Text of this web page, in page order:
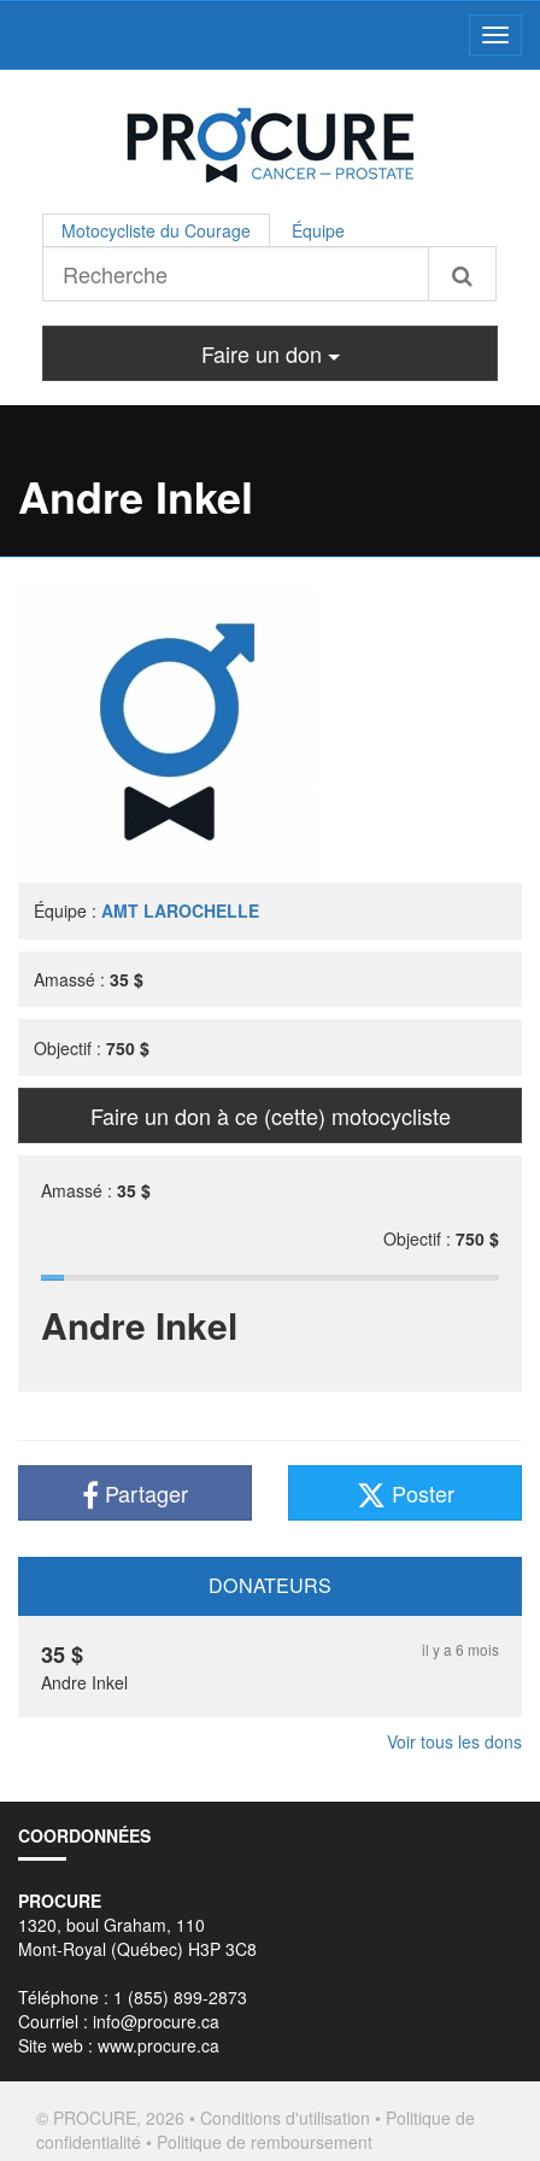
Motocycliste du Courage Équipe
Faire un don
Andre Inkel
Équipe :AMT LAROCHELLE
Amassé :35 $
Objectif :750 $
Faire un don à ce (cette) motocycliste
Amassé : 35 $
Objectif : 750 $
Andre Inkel
Partager Poster
DONATEURS
il y a 6 mois
35$
Andre Inkel
Voir tous les dons
COORDONNÉES
PROCURE
1320, boul Graham, 110
Mont-Royal (Québec) H3P 3C8
Téléphone : 1 (855) 899-2873
Courriel : info@procure.ca
Site web : www.procure.ca
© PROCURE, 2026 • Conditions d'utilisation • Politique de
confidentialité • Politique de remboursement